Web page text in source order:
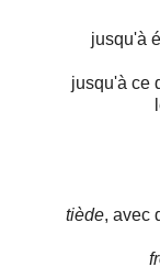
jusqu'à
jusqu'à ce
tiède, avec